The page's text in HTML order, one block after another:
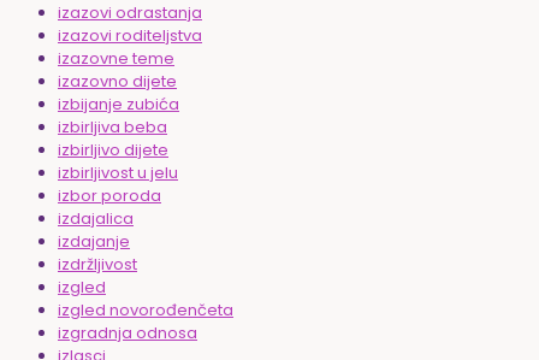
izazovi odrastanja
izazovi roditeljstva
izazovne teme
izazovno dijete
izbijanje zubića
izbirljiva beba
izbirljivo dijete
izbirljivost u jelu
izbor poroda
izdajalica
izdajanje
izdržljivost
izgled
izgled novorođenčeta
izgradnja odnosa